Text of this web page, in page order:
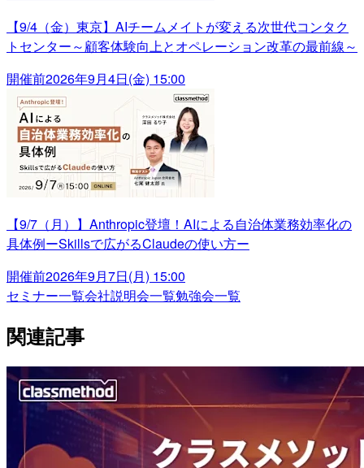
【9/4（金）東京】AIチームメイトが変える次世代コンタク
トセンター～顧客体験向上とオペレーション改革の最前線～
開催前2026年9月4日(金) 15:00
【9/7（月）】Anthropic登壇！AIによる自治体業務効率化の
具体例ーSkillsで広がるClaudeの使い方ー
開催前2026年9月7日(月) 15:00
セミナー一覧会社説明会一覧勉強会一覧
関連記事